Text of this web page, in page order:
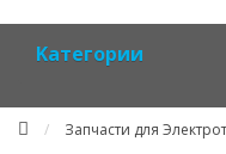
Kатегории
Запчасти для